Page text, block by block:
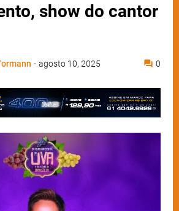
show do cantor
- agosto 10, 2025 0